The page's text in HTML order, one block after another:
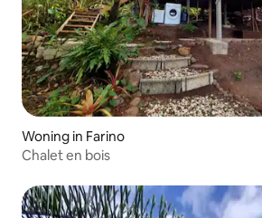
Woning in Farino
Chalet en bois